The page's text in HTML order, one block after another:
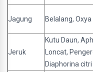
Jagung Belalang,
Jeruk
Kutu Daun,
Loncat,
Diaphorina citri